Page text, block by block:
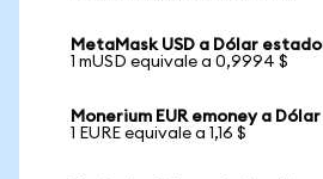
MetaMask USD a Dólar
1 mUSD equivale a 0,9994 $
Monerium EUR emoney a
1 EURE equivale a 1,16 $